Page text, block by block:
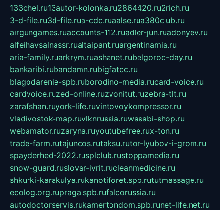
133chel.ru13autor-kolonka.ru2864420.ru2rich.ru
3-d-file.ru3d-file.rua-cdc.ruaalse.rua380club.ru
airgungames.ruaccounts-112.ruadler-jun.ruadonyev.ru
alfeihavsalnassr.rualtaipant.ruargentinamia.ru
aria-family.ruarkrym.ruashanet.rubelgorod-day.ru
bankaribi.rubandamn.rubigfatcc.ru
blagodarenie-spb.ruborodino-media.rucard-voice.ru
cardvoice.ruzed-online.ruzvonitut.ruzebra-tlt.ru
zarafshan.ruyork-life.ruvintovoykompressor.ru
vladivostok-map.ruvlknrussia.ruwasabi-shop.ru
webamator.ruzaryna.ruyoutubefree.rux-ton.ru
trade-farm.rutajuncos.rutaksu.rutor-lyubov-i-grom.ru
spayderhed-2022.rusplclub.rustoppamedia.ru
snow-guard.ruslovar-ivrit.rucleanmedicine.ru
shkurki-karakulya.rukanotiforet.spb.rututmassage.ru
ecolog.org.rupraga.spb.rufalcorussia.ru
autodoctorservis.rukamertondom.spb.runet-life.net.ru